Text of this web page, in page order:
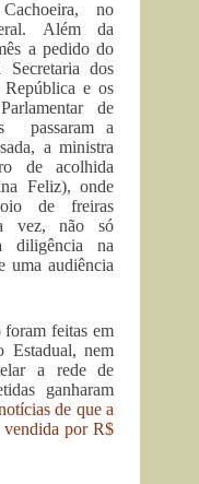
no
Além da
a pedido do
dos
República e os
de
passaram a
a ministra
de acolhida
Feliz), onde
de freiras
vez, não só
diligência na
uma audiência
foram feitas em
Estadual, nem
a rede de
ganharam
de que a
por R$